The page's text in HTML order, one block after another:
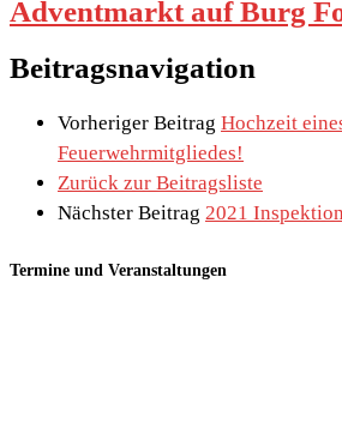
Adventmarkt auf Burg
Beitragsnavigation
Vorheriger Beitrag Hochzeit
Feuerwehrmitgliedes!
Zurück zur Beitragsliste
Nächster Beitrag 2021 Inspektion
Termine und Veranstaltungen